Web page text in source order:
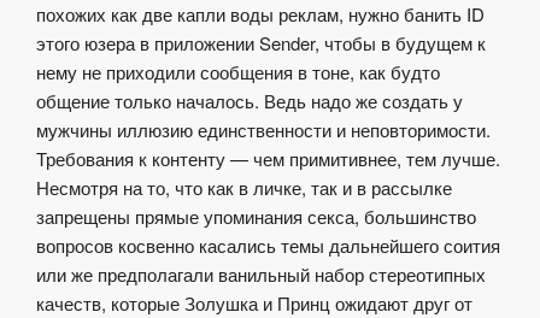
похожих как две капли воды реклам, нужно банить ID
этого юзера в приложении Sender, чтобы в будущем к
нему не приходили сообщения в тоне, как будто
общение только началось. Ведь надо же создать у
мужчины иллюзию единственности и неповторимости.
Требования к контенту — чем примитивнее, тем лучше.
Несмотря на то, что как в личке, так и в рассылке
запрещены прямые упоминания секса, большинство
вопросов косвенно касались темы дальнейшего соития
или же предполагали ванильный набор стереотипных
качеств, которые Золушка и Принц ожидают друг от